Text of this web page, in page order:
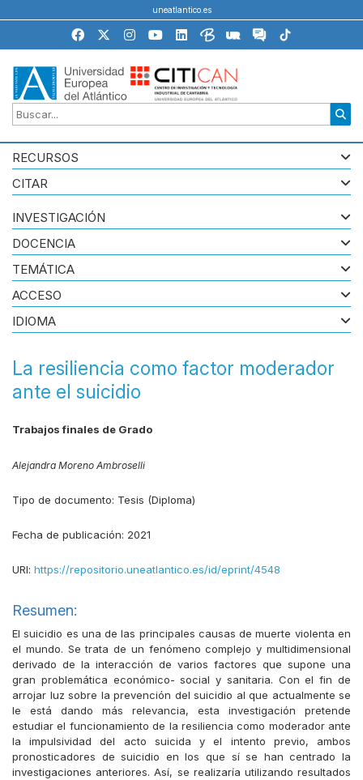
uneatlantico.es
RECURSOS
CITAR
La resiliencia como factor moderador
ante el suicidio
Trabajos finales de Grado
Alejandra Moreno Ambroselli
Tipo de documento: Tesis (Diploma)
Fecha de publicación: 2021
URI: https://repositorio.uneatlantico.es/id/eprint/4548
Resumen:
El suicidio es una de las principales causas de muerte violenta en
el mundo. Se trata de un fenómeno complejo y multidimensional
derivado de la interacción de varios factores que supone una
gran problemática económico- social y sanitaria. Con el fin de
arrojar luz sobre la prevención del suicidio al que actualmente se
le está dando más relevancia, esta investigación pretende
estudiar el funcionamiento de la resiliencia como moderador ante
la impulsividad del acto suicida y el intento previo, ambos
pronosticadores de suicidio en los que sí se han centrado la
investigaciones anteriores. Así, se realizaría utilizando resultados
INVESTIGACIÓN
DOCENCIA
TEMÁTICA
ACCESO
IDIOMA